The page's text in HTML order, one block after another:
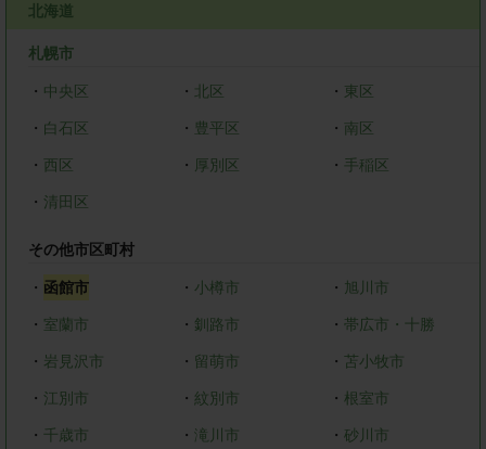
北海道
札幌市
・ 中央区 ・ 北区 ・ 東区
・ 白石区 ・ 豊平区 ・ 南区
・ 西区 ・ 厚別区 ・ 手稲区
・ 清田区
その他市区町村
・ 函館市 ・ 小樽市 ・ 旭川市
・ 室蘭市 ・ 釧路市 ・ 帯広市・十勝
・ 岩見沢市 ・ 留萌市 ・苫小牧市
・ 江別市 ・ 紋別市 ・ 根室市
・ 千歳市 ・ 滝川市 ・砂川市